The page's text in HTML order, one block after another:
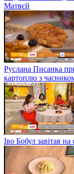
Матвєй
Руслана Писанка
картоплю з
Іво Бобул завітав